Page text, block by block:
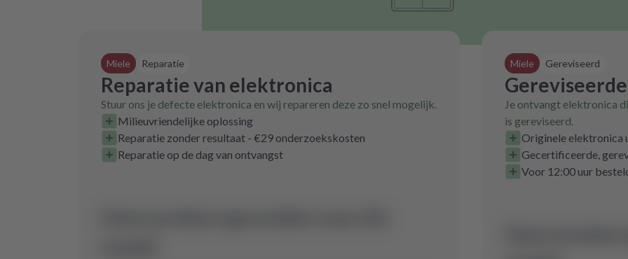
Miele Reparatie
Reparatie van elektronica
Stuur ons je defecte elektronica en wij repareren deze zo snel mogelijk.
Milieuvriendelijke oplossing
Reparatie zonder resultaat - €29 onderzoekskosten
Reparatie op de dag van ontvangst
Miele Gereviseerd
Je ontvangt elektronica
is gereviseerd.
Originele elektronica
Gecertificeerde,
Voor 12:00 uur